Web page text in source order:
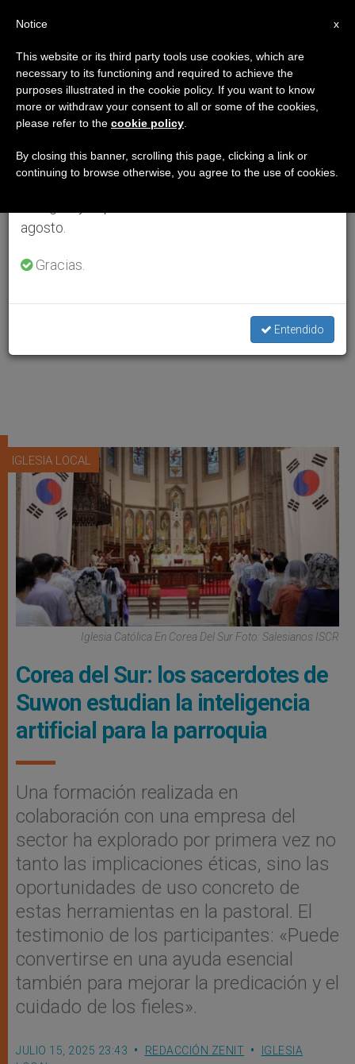
IGLESIA LOCAL
Iglesia Católica En Corea Del Sur Foto: Salesianos ISCR
Corea del Sur: los sacerdotes de
Suwon estudian la inteligencia
artificial para la parroquia
Una formación realizada en
colaboración con una empresa del
sector ha explorado por primera vez no
tanto las implicaciones éticas, sino las
oportunidades de uso concreto de
estas herramientas en la pastoral. El
testimonio de los participantes: «Puede
convertirse en una ayuda esencial
también para mejorar la predicación y el
cuidado de los fieles».
JULIO 15, 2025 23:43 REDACCIÓN ZENIT
IGLESIA
×
Aviso importante
Del 27 de julio al 7 de agosto haremos la pausa
anual, aprovechando que en el periodo de verano
se generan menos informaciones y también el
agosto.
Gracias.
Entendido
x
Notice
This website or its third party tools use cookies, which are
necessary to its functioning and required to achieve the
purposes illustrated in the cookie policy. If you want to know
more or withdraw your consent to all or some of the cookies,
please refer to the cookie policy
By closing this banner, scrolling this page, clicking a link or
continuing to browse otherwise, you agree to the use of cookies.